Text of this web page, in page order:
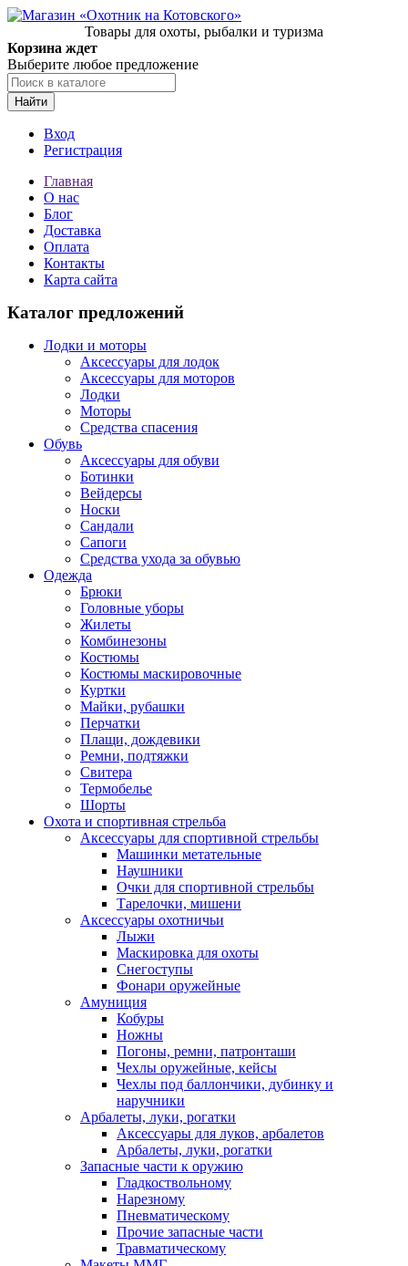
Товары для охоты, рыбалки и туризма
Корзина ждет
Выберите любое предложение
Найти
Вход
Регистрация
Главная
О нас
Блог
Доставка
Оплата
Контакты
Карта сайта
Каталог предложений
Лодки и моторы
Аксессуары для лодок
Аксессуары для моторов
Лодки
Моторы
Средства спасения
Обувь
Аксессуары для обуви
Ботинки
Вейдерсы
Носки
Сандали
Сапоги
Средства ухода за обувью
Одежда
Брюки
Головные уборы
Жилеты
Комбинезоны
Костюмы
Костюмы маскировочные
Куртки
Майки, рубашки
Перчатки
Плащи, дождевики
Ремни, подтяжки
Свитера
Термобелье
Шорты
Охота и спортивная стрельба
Аксессуары для спортивной стрельбы
Машинки метательные
Наушники
Очки для спортивной стрельбы
Тарелочки, мишени
Аксессуары охотничьи
Лыжи
Маскировка для охоты
Снегоступы
Фонари оружейные
Амуниция
Кобуры
Ножны
Погоны, ремни, патронташи
Чехлы оружейные, кейсы
Чехлы под баллончики, дубинку и
наручники
Арбалеты, луки, рогатки
Аксессуары для луков, арбалетов
Арбалеты, луки, рогатки
Запасные части к оружию
Гладкоствольному
Нарезному
Пневматическому
Прочие запасные части
Травматическому